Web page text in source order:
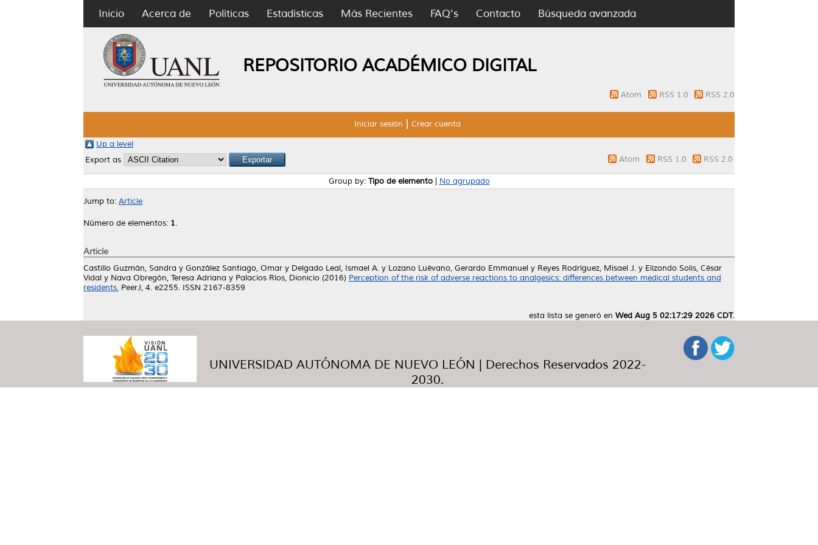
Inicio Acerca de Políticas Estadísticas Más Recientes FAQ's Contacto Búsqueda avanzada
REPOSITORIO ACADÉMICO DIGITAL
Atom RSS 1.0 RSS 2.0
Iniciar sesión Crear cuenta
Up a level
Export as
Atom RSS 1.0 RSS 2.0
Group by: Tipo de elemento| No agrupado
Jump to: Article
Número de elementos: 1.
Article
Castillo Guzmán, Sandra y González Santiago, Omar y Delgado Leal, Ismael A. y Lozano Luévano, Gerardo Emmanuel y Reyes Rodríguez, Misael J. y Elizondo Solis, César
Vidal y Nava Obregón, Teresa Adriana y Palacios Ríos, Dionicio (2016) Perception of the risk of adverse reactions to analgesics: differences between medical students and
residents. PeerJ, 4. e2255. ISSN 2167-8359
esta lista se generó en Wed Aug 5 02:17:29 2026 CDT.
UNIVERSIDAD AUTÓNOMA DE NUEVO LEÓN | Derechos Reservados 2022-
2030.